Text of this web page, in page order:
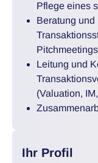
Pflege eines
Beratung
Leitung und
(Valuation,
Ihr Profil